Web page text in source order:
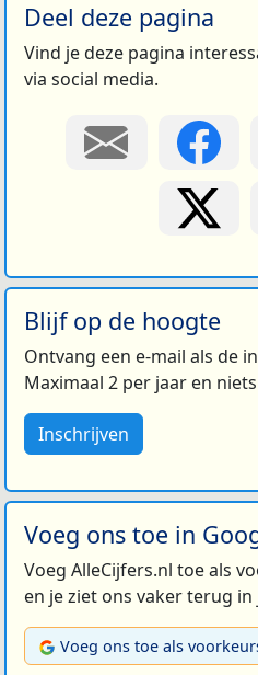
Deel deze pagina
Vind je deze pagina
via social media.
Blijf op de hoogte
Ontvang een e-mail als de
Maximaal 2 per jaar en
Inschrijven
Voeg ons toe in
Voeg AlleCijfers.nl toe als
en je ziet ons vaker terug
Voeg ons toe als